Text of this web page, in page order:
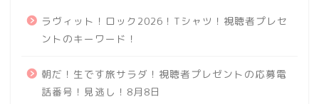
ラヴィット！ロック2026！Tシャツ！視聴者プレセ
ントのキーワード！
朝だ！生です旅サラダ！視聴者プレゼントの応募電
話番号！見逃し！8月8日